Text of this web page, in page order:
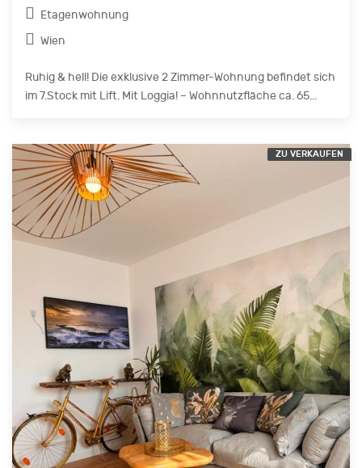
Etagenwohnung
Wien
Ruhig & hell! Die exklusive 2 Zimmer-Wohnung befindet sich
im 7.Stock mit Lift. Mit Loggia! – Wohnnutzfläche ca. 65...
ZU VERKAUFEN